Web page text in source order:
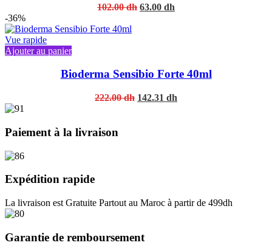
102.00dh Original
63.00 dh
-36%
Vue rapide
Ajouter au panier
Bioderma Sensibio Forte 40ml
222.00dh Original
142.31 dh
Paiement à la livraison
Expédition rapide
La livraison est Gratuite Partout au Maroc à partir de 499dh
Garantie de remboursement